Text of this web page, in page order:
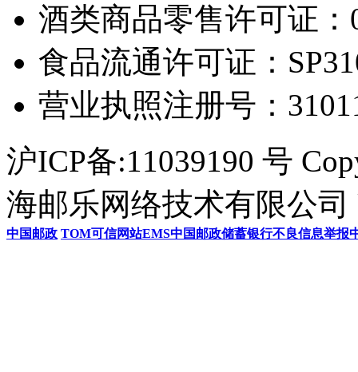
酒类商品零售许可证：
食品流通许可证：
营业执照注册号：
沪ICP备:11039190 号
海邮乐网络技术有限公司
中国邮政 TOM可信网站EMS中国邮政储蓄银行不良信息举报